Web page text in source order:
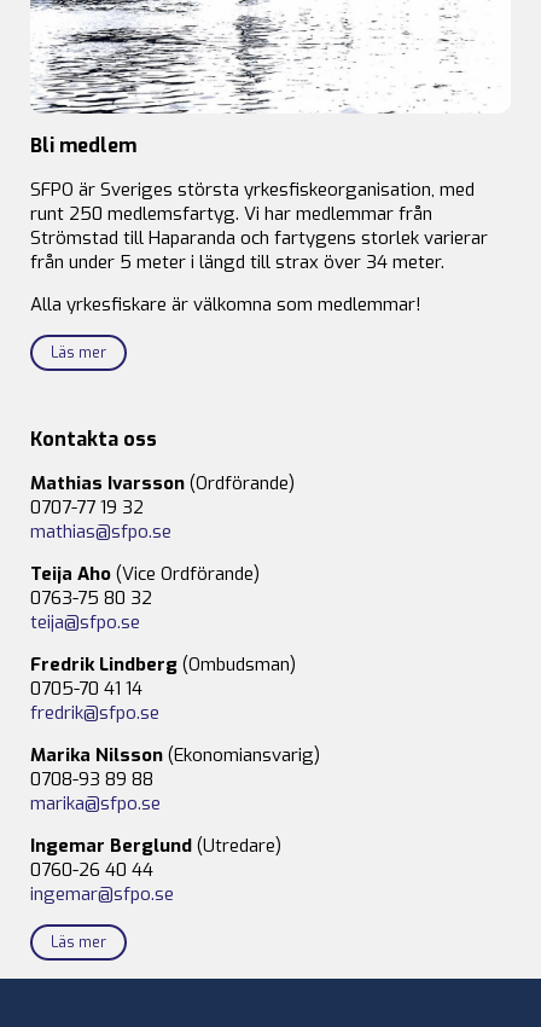
Bli medlem
SFPO är Sveriges största yrkesfiskeorganisation, med
runt 250 medlemsfartyg. Vi har medlemmar från
Strömstad till Haparanda och fartygens storlek varierar
från under 5 meter i längd till strax över 34 meter.
Alla yrkesfiskare är välkomna som medlemmar!
Läs mer
Kontakta oss
Mathias Ivarsson (Ordförande)
0707-77 19 32
mathias@sfpo.se
Teija Aho (Vice Ordförande)
0763-75 80 32
teija@sfpo.se
Fredrik Lindberg (Ombudsman)
0705-70 41 14
fredrik@sfpo.se
Marika Nilsson (Ekonomiansvarig)
0708-93 89 88
marika@sfpo.se
Ingemar Berglund (Utredare)
0760-26 40 44
ingemar@sfpo.se
Läs mer